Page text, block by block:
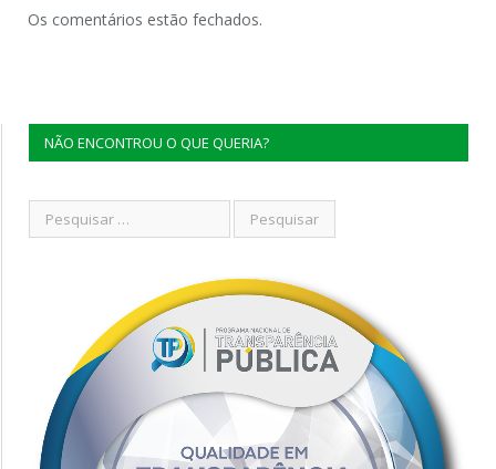
Os comentários estão fechados.
NÃO ENCONTROU O QUE QUERIA?